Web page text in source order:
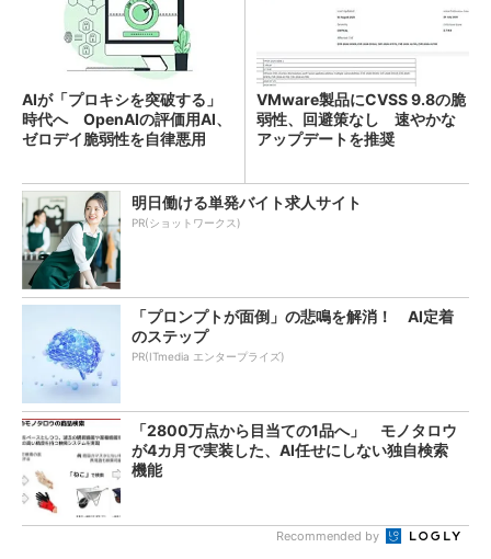
AIが「プロキシを突破する」
時代へ OpenAIの評価用AI、
ゼロデイ脆弱性を自律悪用
VMware製品にCVSS 9.8の脆
弱性、回避策なし 速やかな
アップデートを推奨
明日働ける単発バイト求人サイト
PR(ショットワークス)
「プロンプトが面倒」の悲鳴を解消！ AI定着
のステップ
PR(ITmedia エンタープライズ)
「2800万点から目当ての1品へ」 モノタロウ
が4カ月で実装した、AI任せにしない独自検索
機能
Recommended by